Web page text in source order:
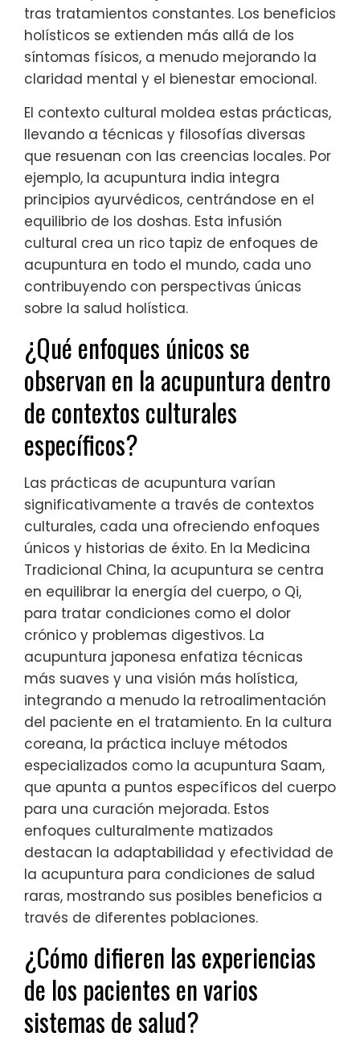
tras tratamientos constantes. Los beneficios
holísticos se extienden más allá de los
síntomas físicos, a menudo mejorando la
claridad mental y el bienestar emocional.
El contexto cultural moldea estas prácticas,
llevando a técnicas y filosofías diversas
que resuenan con las creencias locales. Por
ejemplo, la acupuntura india integra
principios ayurvédicos, centrándose en el
equilibrio de los doshas. Esta infusión
cultural crea un rico tapiz de enfoques de
acupuntura en todo el mundo, cada uno
contribuyendo con perspectivas únicas
sobre la salud holística.
¿Qué enfoques únicos se
observan en la acupuntura dentro
de contextos culturales
específicos?
Las prácticas de acupuntura varían
significativamente a través de contextos
culturales, cada una ofreciendo enfoques
únicos y historias de éxito. En la Medicina
Tradicional China, la acupuntura se centra
en equilibrar la energía del cuerpo, o Qi,
para tratar condiciones como el dolor
crónico y problemas digestivos. La
acupuntura japonesa enfatiza técnicas
más suaves y una visión más holística,
integrando a menudo la retroalimentación
del paciente en el tratamiento. En la cultura
coreana, la práctica incluye métodos
especializados como la acupuntura Saam,
que apunta a puntos específicos del cuerpo
para una curación mejorada. Estos
enfoques culturalmente matizados
destacan la adaptabilidad y efectividad de
la acupuntura para condiciones de salud
raras, mostrando sus posibles beneficios a
través de diferentes poblaciones.
¿Cómo difieren las experiencias
de los pacientes en varios
sistemas de salud?